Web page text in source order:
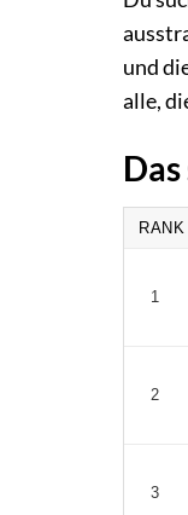
und
alle,
RANK
1
2
3